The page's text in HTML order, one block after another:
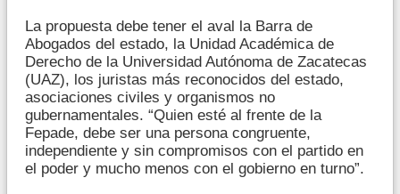
La propuesta debe tener el aval la Barra de
Abogados del estado, la Unidad Académica de
Derecho de la Universidad Autónoma de Zacatecas
(UAZ), los juristas más reconocidos del estado,
asociaciones civiles y organismos no
gubernamentales. “Quien esté al frente de la
Fepade, debe ser una persona congruente,
independiente y sin compromisos con el partido en
el poder y mucho menos con el gobierno en turno”.